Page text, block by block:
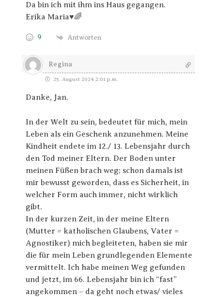
Da bin ich mit ihm ins Haus gegangen.
Erika Maria♥️🌈
9 Antworten
Regina
25. August 2024 2:01 p.m.
Danke, Jan.
In der Welt zu sein, bedeutet für mich, mein
Leben als ein Geschenk anzunehmen. Meine
Kindheit endete im 12./ 13. Lebensjahr durch
den Tod meiner Eltern. Der Boden unter
meinen Füßen brach weg; schon damals ist
mir bewusst geworden, dass es Sicherheit, in
welcher Form auch immer, nicht wirklich
gibt.
In der kurzen Zeit, in der meine Eltern
(Mutter = katholischen Glaubens, Vater =
Agnostiker) mich begleiteten, haben sie mir
die für mein Leben grundlegenden Elemente
vermittelt. Ich habe meinen Weg gefunden
und jetzt, im 66. Lebensjahr bin ich “fast”
angekommen – da geht noch etwas/ vieles